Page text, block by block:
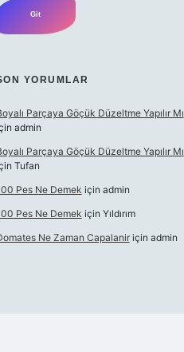
YORUMLAR
Parçaya Göçük Düzeltme Yapılır Mı
admin
Parçaya Göçük Düzeltme Yapılır Mı
Tufan
Pes Ne Demek için admin
Pes Ne Demek için Yıldırım
Ne Zaman Capalaniriçin admin